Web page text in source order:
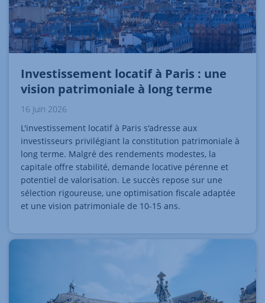
Investissement locatif à Paris : une
vision patrimoniale à long terme
16 Juin 2026
L'investissement locatif à Paris s'adresse aux
investisseurs privilégiant la constitution patrimoniale à
long terme. Malgré des rendements modestes, la
capitale offre stabilité, demande locative pérenne et
potentiel de valorisation. Le succès repose sur une
sélection rigoureuse, une optimisation fiscale adaptée
et une vision patrimoniale de 10-15 ans.